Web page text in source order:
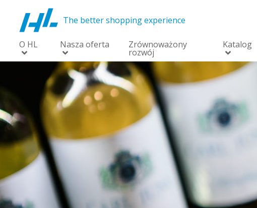
The better shopping experience
O HL Nasza oferta Zrównoważony
rozwój
Katalog